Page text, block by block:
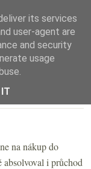
na nákup do
absolvoval i průchod
its services
user-agent are
and security
usage